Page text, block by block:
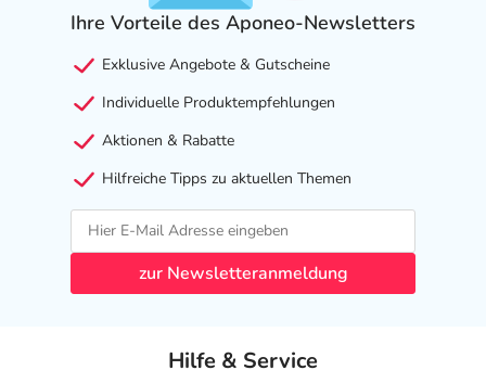
Ihre Vorteile des Aponeo-Newsletters
Exklusive Angebote & Gutscheine
Individuelle Produktempfehlungen
Aktionen & Rabatte
Hilfreiche Tipps zu aktuellen Themen
zur Newsletteranmeldung
Hilfe & Service